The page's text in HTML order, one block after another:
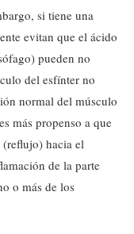
si tiene una
evitan que el ácido
pueden no
del esfínter no
normal del músculo
más propenso a que
hacia el
de la parte
o más de los